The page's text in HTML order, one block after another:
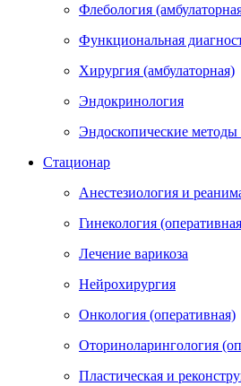
Флебология
Функциональная
Хирургия (амбулаторная)
Эндокринология
Эндоскопические методы
Стационар
Анестезиология и
Гинекология
Лечение варикоза
Нейрохирургия
Онкология (оперативная)
Оториноларингология
Пластическая и